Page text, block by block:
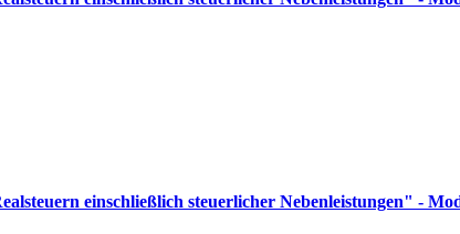
einschließlich steuerlicher Nebenleistungen" -